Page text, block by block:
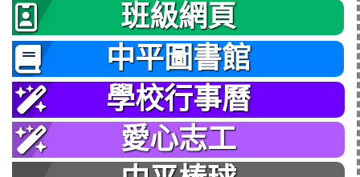
班級網頁
中平圖書館
學校行事曆
愛心志工